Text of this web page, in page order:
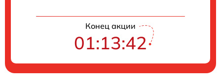
Конец акции
01:13:41